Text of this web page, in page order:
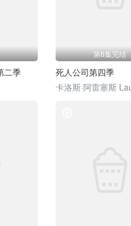
二季
第6集完结
死人公司第四季